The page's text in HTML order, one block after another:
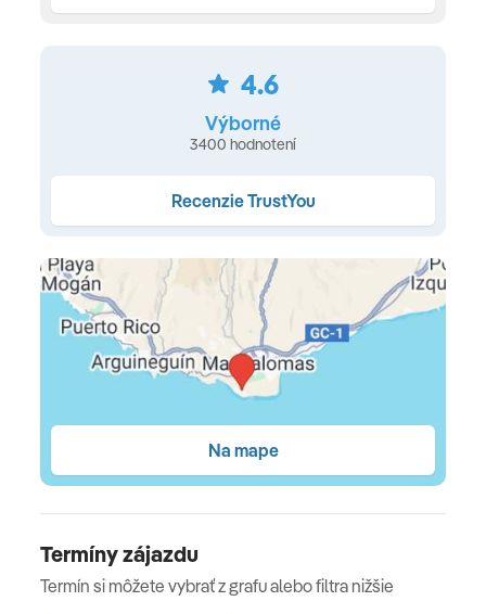
do mora • slnečníky a ležadlá za poplatok (orientačná
cena za dve ležadlá + slnečník - 15 EUR)
poplatok) • trezor (zdarma) • balkón alebo terasa
Typy ubytovania
Štandardná izba(cca 34 m², max. 3 osoby, balkón
alebo terasa, prístelky sú formou rozkladacej pohovky,
výhľad do záhrady alebo na bazén) •Rodinná izba(cca
43 m², max. 4 osoby, priestrannejšie izby vhodné pre
rodiny, prístelky sú formou pevných lôžok, balkón alebo
terasa) •Unique Junior Suite(cca 50 m², max. 3 osoby,
priestrannejšie izby s oddychovou časťou, prístelka je
formou rozkladacej pohovky, balkón alebo terasa) •
Unique Senior Suite(cca 70 m², max. 3 osoby,
4.6
Výborné
3400 hodnotení
Recenzie TrustYou
Na mape
Termíny zájazdu
Termín si môžete vybrať z grafu alebo filtra nižšie